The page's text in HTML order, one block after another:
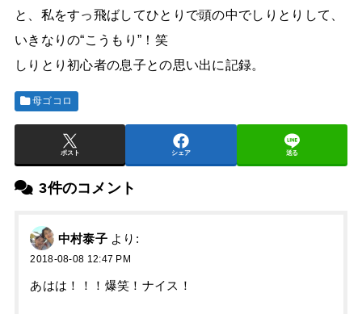
と、私をすっ飛ばしてひとりで頭の中でしりとりして、
いきなりの“こうもり”！笑
しりとり初心者の息子との思い出に記録。
母ゴコロ
ポスト シェア 送る
3件のコメント
中村泰子 より:
2018-08-08 12:47 PM
あはは！！！爆笑！ナイス！